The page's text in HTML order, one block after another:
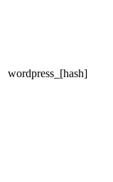
wordpress_[hash]